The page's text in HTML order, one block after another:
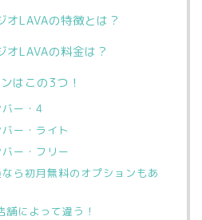
オLAVAの特徴とは？
オLAVAの料金は？
はこの3つ！
ー・4
ー・ライト
ー・フリー
ら初月無料のオプションもあ
舗によって違う！